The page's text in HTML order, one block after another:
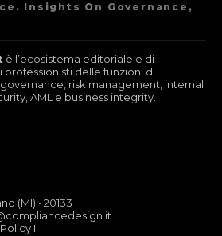
Insights On Governance,
è l’ecosistema editoriale e di
delle funzioni di
risk management, internal
AML e business integrity.
(MI) • 20133
I